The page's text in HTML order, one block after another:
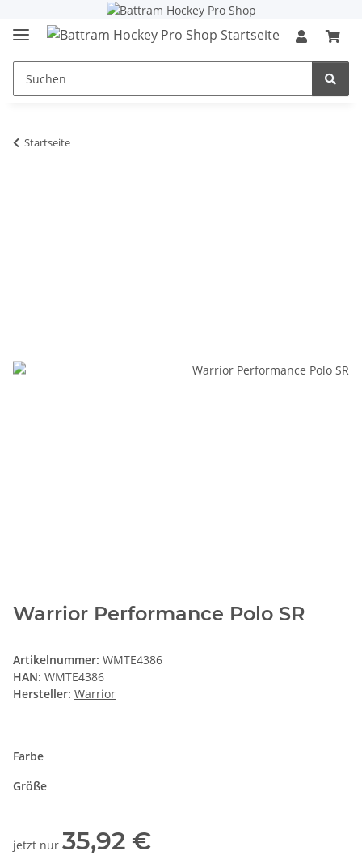
Startseite
Warrior Performance Polo SR
Artikelnummer: WMTE4386
HAN: WMTE4386
Hersteller: Warrior
Farbe
Größe
jetzt nur 35,92 €